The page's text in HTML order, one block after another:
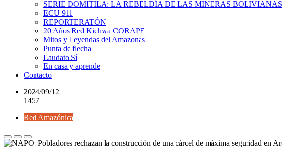
SERIE DOMITILA: LA REBELDÍA DE LAS MINERAS BOLIVIANAS
ECU 911
REPORTERATÓN
20 Años Red Kichwa CORAPE
Mitos y Leyendas del Amazonas
Punta de flecha
Laudato Sí
En casa y aprende
Contacto
2024/09/12
1457
Red Amazónica